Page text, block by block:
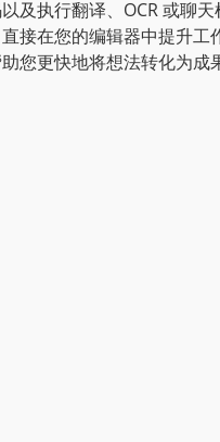
及执行翻译、OCR 或聊
接在您的编辑器中提升工
您更快地将想法转化为成